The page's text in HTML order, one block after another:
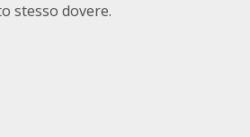
stesso dovere.